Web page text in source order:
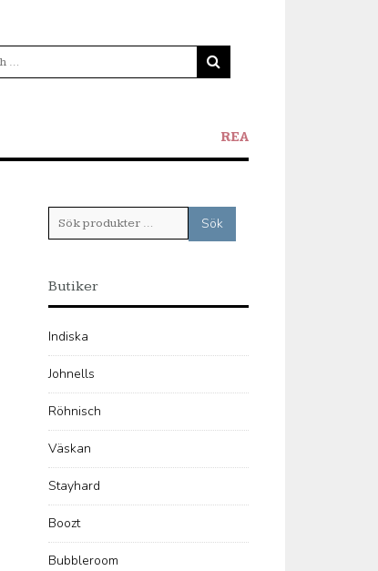
REA
Sök
efter:
Sök
Butiker
Indiska
Johnells
Röhnisch
Väskan
Stayhard
Boozt
Bubbleroom